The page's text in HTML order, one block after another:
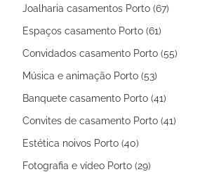
Joalharia casamentos Porto (67)
Espaços casamento Porto (61)
Convidados casamento Porto (55)
Música e animação Porto (53)
Banquete casamento Porto (41)
Convites de casamento Porto (41)
Estética noivos Porto (40)
Fotografia e vídeo Porto (29)